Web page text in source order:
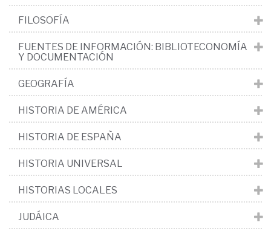
FILOSOFÍA
FUENTES DE INFORMACIÓN: BIBLIOTECONOMÍA
Y DOCUMENTACIÓN
GEOGRAFÍA
HISTORIA DE AMÉRICA
HISTORIA DE ESPAÑA
HISTORIA UNIVERSAL
HISTORIAS LOCALES
JUDÁICA